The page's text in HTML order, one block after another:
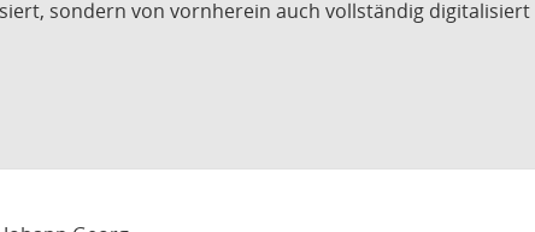
sondern von vornherein auch vollständig